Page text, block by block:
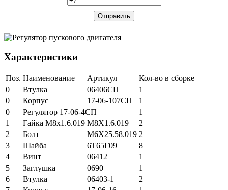
Характеристики
Поз. Наименование Артикул
Кол-во в сборке
0
Втулка 06406СП
1
0
Корпус 17-06-107СП
1
0
Регулятор 17-06-4СП
1
1
Гайка М8х1.6.019 М8Х1.6.019
2
2
Болт М6Х25.58.019 2
3
Шайба 6Т65Г09
8
4
Винт 06412
1
5
Заглушка 0690
1
6
Втулка 06403-1
2